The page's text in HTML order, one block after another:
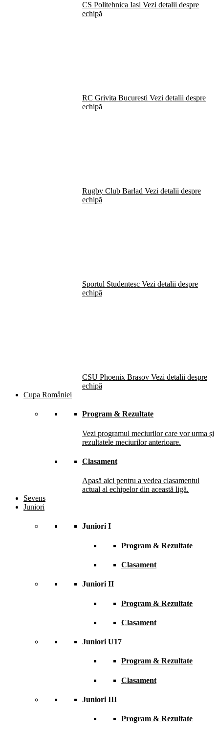
CS Politehnica Iasi Vezi detalii despre
echipă
RC Grivita Bucuresti Vezi detalii despre
echipă
Rugby Club Barlad Vezi detalii despre
echipă
Sportul Studentesc Vezi detalii despre
echipă
CSU Phoenix Brasov Vezi detalii despre
echipă
Cupa României
Program & Rezultate
Vezi programul meciurilor care vor urma și
rezultatele meciurilor anterioare.
Clasament
Apasă aici pentru a vedea clasamentul
actual al echipelor din această ligă.
Sevens
Juniori
Juniori I
Program & Rezultate
Clasament
Juniori II
Program & Rezultate
Clasament
Juniori U17
Program & Rezultate
Clasament
Juniori III
Program & Rezultate